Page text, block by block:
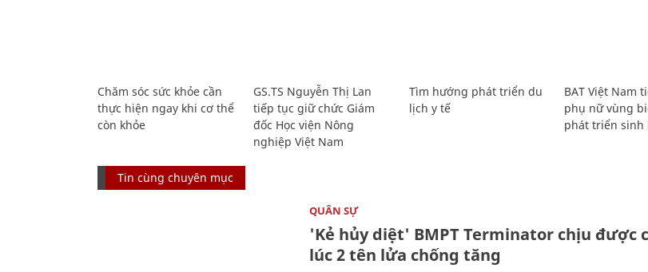
Chăm sóc sức khỏe cần
thực hiện ngay khi cơ thể
còn khỏe
GS.TS Nguyễn Thị Lan
tiếp tục giữ chức Giám
đốc Học viện Nông
nghiệp Việt Nam
Tìm hướng phát triển du
lịch y tế
BAT Việt Nam
phụ nữ vùng
phát triển sinh
Tin cùng chuyên mục
QUÂN SỰ
'Kẻ hủy diệt' BMPT Terminator chịu được
lúc 2 tên lửa chống tăng